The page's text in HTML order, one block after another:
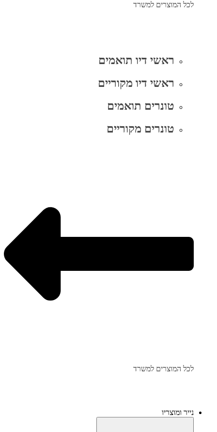
לכל המוצרים למשרד
ראשי דיו תואמים
ראשי דיו מקוריים
טונרים תואמים
טונרים מקוריים
לכל המוצרים למשרד
נייר ומוצריו